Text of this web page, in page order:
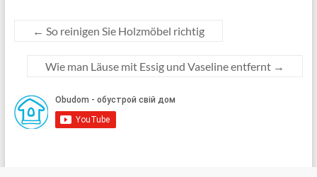
← So reinigen Sie Holzmöbel richtig
Wie man Läuse mit Essig und Vaseline entfernt →